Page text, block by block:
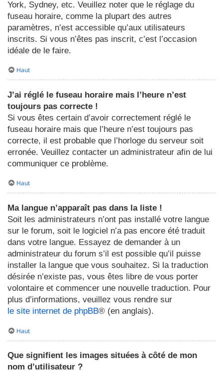
York, Sydney, etc. Veuillez noter que le réglage du
fuseau horaire, comme la plupart des autres
paramètres, n’est accessible qu’aux utilisateurs
inscrits. Si vous n’êtes pas inscrit, c’est l’occasion
idéale de le faire.
Haut
J’ai réglé le fuseau horaire mais l’heure n’est
toujours pas correcte !
Si vous êtes certain d’avoir correctement réglé le
fuseau horaire mais que l’heure n’est toujours pas
correcte, il est probable que l’horloge du serveur soit
erronée. Veuillez contacter un administrateur afin de lui
communiquer ce problème.
Haut
Ma langue n’apparaît pas dans la liste !
Soit les administrateurs n’ont pas installé votre langue
sur le forum, soit le logiciel n’a pas encore été traduit
dans votre langue. Essayez de demander à un
administrateur du forum s’il est possible qu’il puisse
installer la langue que vous souhaitez. Si la traduction
désirée n’existe pas, vous êtes libre de vous porter
volontaire et commencer une nouvelle traduction. Pour
plus d’informations, veuillez vous rendre sur
le site internet de phpBB® (en anglais).
Haut
Que signifient les images situées à côté de mon
nom d’utilisateur ?